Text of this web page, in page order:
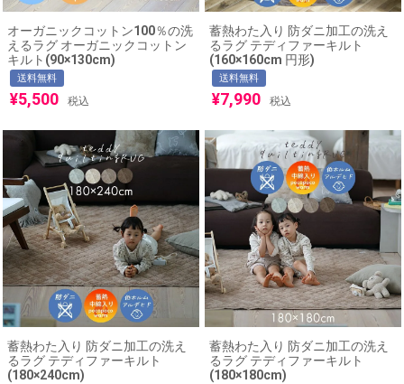
オーガニックコットン100％の洗
えるラグ オーガニックコットン
キルト(90×130cm)
送料無料
¥5,500 税込
蓄熱わた入り 防ダニ加工の洗え
るラグ テディファーキルト
(160×160cm 円形)
送料無料
¥7,990 税込
蓄熱わた入り 防ダニ加工の洗え
るラグ テディファーキルト
(180×240cm)
蓄熱わた入り 防ダニ加工の洗え
るラグ テディファーキルト
(180×180cm)